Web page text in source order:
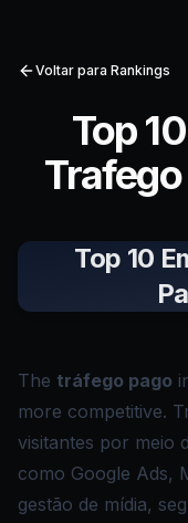
Voltar para Rankings
Top
Top 10
The tráfego pago
more competitive.
visitantes por meio
como Google Ads,
gestão de mídia,